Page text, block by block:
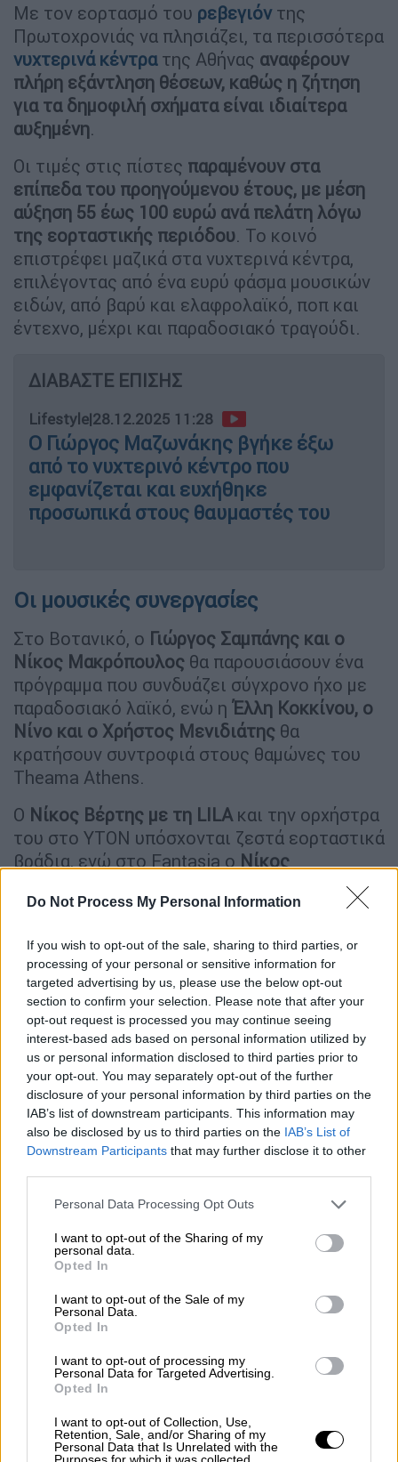
Do Not Process My Personal Information
If you wish to opt-out of the sale, sharing to third parties, or
processing of your personal or sensitive information for
targeted advertising by us, please use the below opt-out
section to confirm your selection. Please note that after your
opt-out request is processed you may continue seeing
interest-based ads based on personal information utilized by
us or personal information disclosed to third parties prior to
your opt-out. You may separately opt-out of the further
disclosure of your personal information by third parties on the
IAB’s list of downstream participants. This information may
also be disclosed by us to third parties on the IAB’s List of
Downstream Participants that may further disclose it to other
Please note that this website/app uses one or more Google
not limited to your visit or usage behaviour. You may click to
grant or deny consent to Google and its third-party tags to
use your data for below specified purposes in below Google
consent section.
Personal Data Processing Opt Outs
I want to opt-out of the Sharing of my
personal data.
Opted In
I want to opt-out of the Sale of my
Personal Data.
Opted In
I want to opt-out of processing my
Personal Data for Targeted Advertising.
Opted In
I want to opt-out of Collection, Use,
Retention, Sale, and/or Sharing of my
Personal Data that Is Unrelated with the
Purposes for which it was collected.
Με τον εορτασμό του ρεβεγιόν της
Πρωτοχρονιάς να πλησιάζει, τα περισσότερα
νυχτερινά κέντρατης Αθήνας αναφέρουν
πλήρη εξάντληση θέσεων, καθώς η ζήτηση
για τα δημοφιλή σχήματα είναι ιδιαίτερα
αυξημένη.
Οι τιμές στις πίστες παραμένουν στα
επίπεδα του προηγούμενου έτους, με μέση
αύξηση 55 έως 100 ευρώ ανά πελάτη λόγω
της εορταστικής περιόδου. Το κοινό
επιστρέφει μαζικά στα νυχτερινά κέντρα,
επιλέγοντας από ένα ευρύ φάσμα μουσικών
ειδών, από βαρύ και ελαφρολαϊκό, ποπ και
έντεχνο, μέχρι και παραδοσιακό τραγούδι.
ΔΙΑΒΑΣΤΕ ΕΠΙΣΗΣ
Lifestyle|28.12.2025 11:28
Ο Γιώργος Μαζωνάκης βγήκε έξω
από το νυχτερινό κέντρο που
εμφανίζεται και ευχήθηκε
προσωπικά στους θαυμαστές του
Οι μουσικές συνεργασίες
Στο Βοτανικό, ο Γιώργος Σαμπάνης και ο
Νίκος Μακρόπουλος θα παρουσιάσουν ένα
πρόγραμμα που συνδυάζει σύγχρονο ήχο με
παραδοσιακό λαϊκό, ενώ η Έλλη Κοκκίνου, ο
Νίνο και ο Χρήστος Μενιδιάτης θα
κρατήσουν συντροφιά στους θαμώνες του
Theama Athens.
Ο Νίκος Βέρτης με τη LILA και την ορχήστρα
του στο YTON υπόσχονται ζεστά εορταστικά
βράδια, ενώ στο Fantasia ο Νίκος
«κράχτης» της νυχτερινής Αθήνας παρέα με
Ελληνίδουθα δώσουν ένα πρόγραμμα υψηλής
ενέργειας, ενώ στο Mezzo ηΠέγκυ Ζήνα και
ο Αναστάσιος Ράμμος
Καίτη Γαρμπή και ο Διονύσης Σχοινάς μαζί
πρόγραμμα γεμάτο διαχρονικές επιτυχίες
στην Αυτοκίνηση, ενώ η
ο Κωνσταντίνος Αργυρός
θα διασκεδάσουν
το κοινό παραμονή και ανήμερα